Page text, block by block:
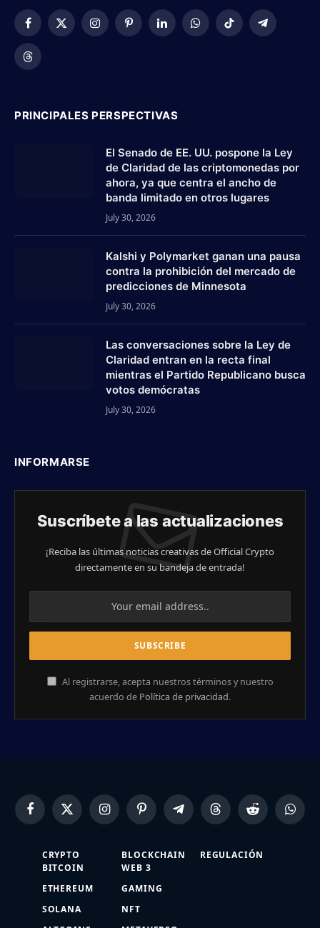
Facebook
X
InstagramPinterestLinkedInWhatsApp
TikTok Telegram
Threads
PRINCIPALES PERSPECTIVAS
El Senado de EE. UU. pospone la Ley
de Claridad de las criptomonedas por
ahora, ya que centra el ancho de
banda limitado en otros lugares
July 30, 2026
Kalshi y Polymarket ganan una pausa
contra la prohibición del mercado de
predicciones de Minnesota
July 30, 2026
Las conversaciones sobre la Ley de
Claridad entran en la recta final
mientras el Partido Republicano busca
votos demócratas
July 30, 2026
INFORMARSE
Suscríbete a las actualizaciones
¡Reciba las últimas noticias creativas de Official Crypto
directamente en su bandeja de entrada!
Al registrarse, acepta nuestros términos y nuestro
acuerdo de Política de privacidad.
FacebookX
(Twitter)
InstagramPinterestTelegramThreads Reddit
CRYPTO
BITCOIN
ETHEREUM
SOLANA
BLOCKCHAIN
WEB 3
GAMING
NFT
REGULACIÓN